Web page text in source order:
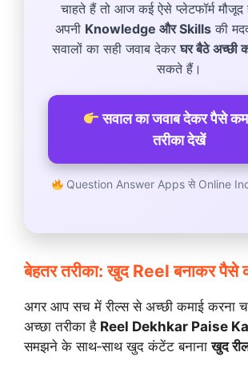
चाहते हैं तो आज कई ऐसे प्लेटफॉर्म
अपनी Knowledge और Skills की
सवालों का सही जवाब देकरघर बैठे अच्छी
सकते हैं।
सवाल का जवाब देकर पैसे
तरीका देखें
Question Answer Apps से Online
बेहतर तरीका: खुद Reel बनाकर पैसे
अगर आप सच में रील्स से अच्छी कमाई करना
अच्छा तरीका है Reel Dekhkar Paise
समझने के साथ‑साथ खुद कंटेंट बनानाखुद